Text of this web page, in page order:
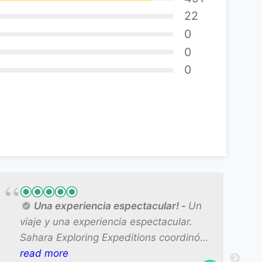
22
0
0
0
Una experiencia espectacular!
Un
viaje y una experiencia espectacular.
Sahara Exploring Expeditions coordinó
todo el viaje y cada detalle para que
read more